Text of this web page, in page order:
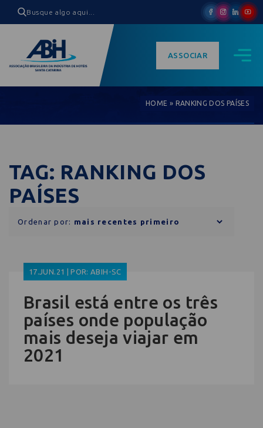
ASSOCIAR
HOME » RANKING DOS PAÍSES
TAG: RANKING DOS
PAÍSES
Ordenar por:
17.JUN.21 | POR: ABIH-SC
Brasil está entre os três
países onde população
mais deseja viajar em
2021